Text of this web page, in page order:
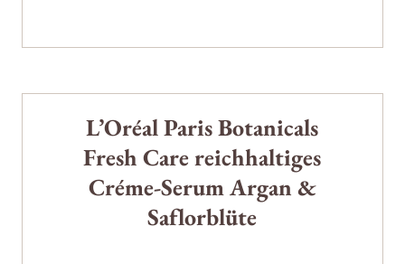
L’Oréal Paris Botanicals
Fresh Care reichhaltiges
Créme-Serum Argan &
Saflorblüte